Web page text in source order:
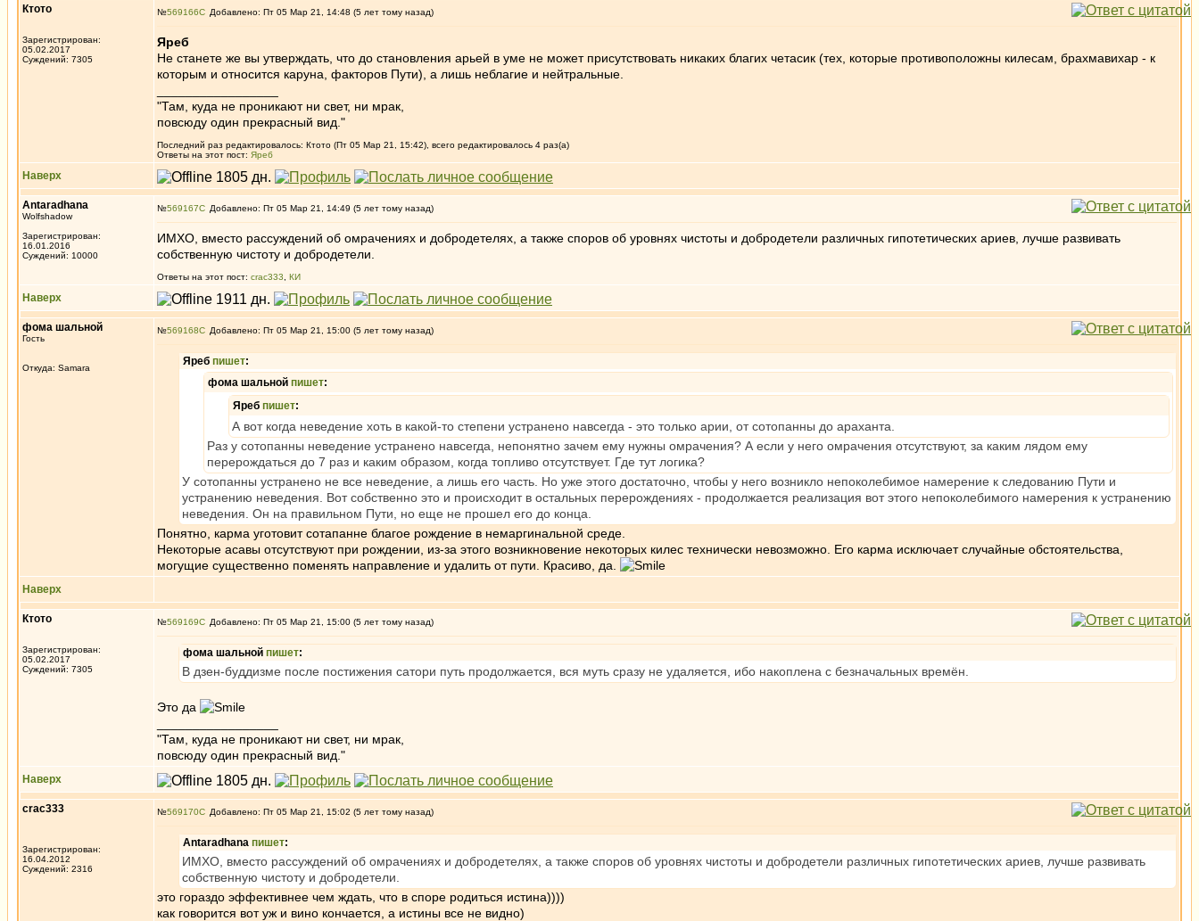
Ктото
Зарегистрирован:
05.02.2017
Суждений: 7305
№569166 Добавлено: Пт 05 Мар 21, 14:48 (5 лет тому назад)
Яреб
Не станете же вы утверждать, что до становления арьей в уме не может присутствовать никаких благих четасик (тех, которые противоположны килесам, брахмавихар - к
которым и относится каруна, факторов Пути), а лишь неблагие и нейтральные.
"Там, куда не проникают ни свет, ни мрак,
повсюду один прекрасный вид."
Последний раз редактировалось: Ктото (Пт 05 Мар 21, 15:42), всего редактировалось 4 раз(а)
Ответы на этот пост: Яреб
Наверх
Antaradhana
Wolfshadow
Зарегистрирован:
16.01.2016
Суждений: 10000
№569167 Добавлено: Пт 05 Мар 21, 14:49 (5 лет тому назад)
ИМХО, вместо рассуждений об омрачениях и добродетелях, а также споров об уровнях чистоты и добродетели различных гипотетических ариев, лучше развивать
собственную чистоту и добродетели.
Ответы на этот пост: crac333 КИ
Наверх
фома шальной
Гость
Откуда: Samara
№569168 Добавлено: Пт 05 Мар 21, 15:00 (5 лет тому назад)
Яреб пишет:
фома шальной пишет:
Яреб пишет:
А вот когда неведение хоть в какой-то степени устранено навсегда - это только арии, от сотопанны до араханта.
Раз у сотопанны неведение устранено навсегда, непонятно зачем ему нужны омрачения? А если у него омрачения отсутствуют, за каким лядом ему
перерождаться до 7 раз и каким образом, когда топливо отсутствует. Где тут логика?
У сотопанны устранено не все неведение, а лишь его часть. Но уже этого достаточно, чтобы у него возникло непоколебимое намерение к следованию Пути и
устранению неведения. Вот собственно это и происходит в остальных перерождениях - продолжается реализация вот этого непоколебимого намерения к устранению
неведения. Он на правильном Пути, но еще не прошел его до конца.
Понятно, карма уготовит сотапанне благое рождение в немаргинальной среде.
Некоторые асавы отсутствуют при рождении, из-за этого возникновение некоторых килес технически невозможно. Его карма исключает случайные обстоятельства,
могущие существенно поменять направление и удалить от пути. Красиво, да.
Наверх
Ктото
Зарегистрирован:
05.02.2017
Суждений: 7305
№569169 Добавлено: Пт 05 Мар 21, 15:00 (5 лет тому назад)
фома шальной пишет:
В дзен-буддизме после постижения сатори путь продолжается, вся муть сразу не удаляется, ибо накоплена с безначальных времён.
Это да
"Там, куда не проникают ни свет, ни мрак,
повсюду один прекрасный вид."
Наверх
crac333
Зарегистрирован:
16.04.2012
Суждений: 2316
№569170 Добавлено: Пт 05 Мар 21, 15:02 (5 лет тому назад)
Antaradhana пишет:
ИМХО, вместо рассуждений об омрачениях и добродетелях, а также споров об уровнях чистоты и добродетели различных гипотетических ариев, лучше развивать
собственную чистоту и добродетели.
это гораздо эффективнее чем ждать, что в споре родиться истина))))
как говорится вот уж и вино кончается, а истины все не видно)